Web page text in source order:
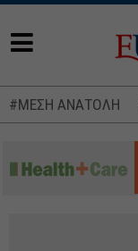
#ΜΕΣΗ ΑΝΑΤΟΛΗ